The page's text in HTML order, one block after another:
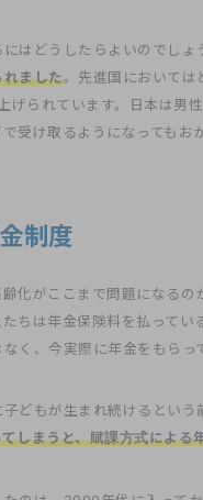
はどうしたらよいのでしょ
れました。先進国においては
げられています。日本は男
受け取るようになっても
制度
化がここまで問題になるの
ちは年金保険料を払って
く、今実際に年金をもらっ
どもが生まれ続けるという
しまうと、賦課方式による